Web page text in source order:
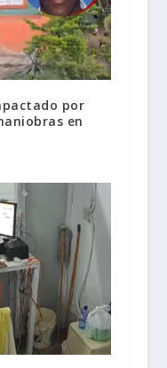
por
en